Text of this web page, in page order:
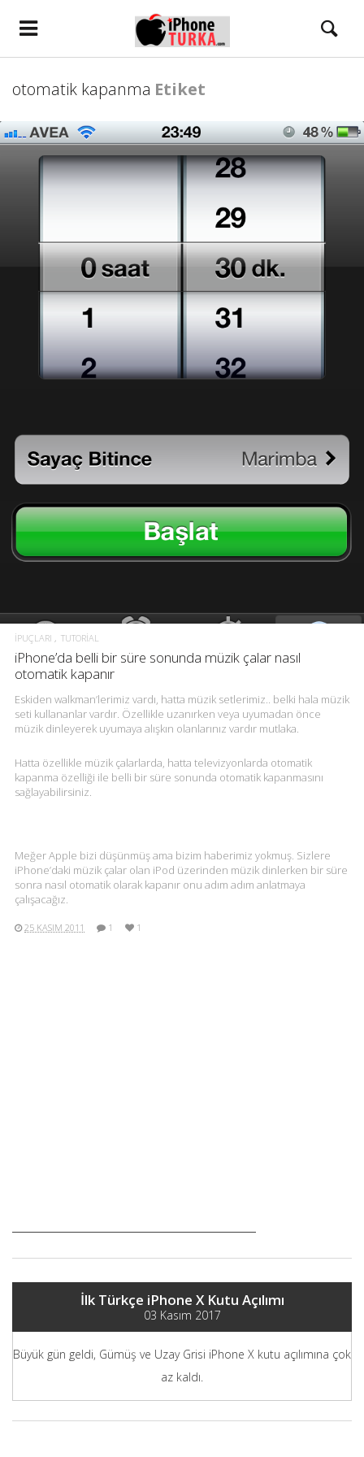
otomatik kapanma Etiket
İPUÇLARI TUTORIAL
iPhone’da belli bir süre sonunda müzik çalar nasıl
otomatik kapanır
Eskiden walkman’lerimiz vardı, hatta müzik setlerimiz.. belki hala müzik
seti kullananlar vardır. Özellikle uzanırken veya uyumadan önce
müzik dinleyerek uyumaya alışkın olanlarınız vardır mutlaka.
Hatta özellikle müzik çalarlarda, hatta televizyonlarda otomatik
kapanma özelliği ile belli bir süre sonunda otomatik kapanmasını
sağlayabilirsiniz.
Meğer Apple bizi düşünmüş ama bizim haberimiz yokmuş. Sizlere
iPhone’daki müzik çalar olan iPod üzerinden müzik dinlerken bir süre
sonra nasıl otomatik olarak kapanır onu adım adım anlatmaya
çalışacağız.
25 KASIM 2011 1 1
İlk Türkçe iPhone X Kutu Açılımı
03 Kasım 2017
Büyük gün geldi, Gümüş ve Uzay Grisi iPhone X kutu açılımına çok
az kaldı.